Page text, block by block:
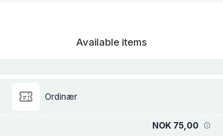
Available items
Ordinær
NOK 75,00